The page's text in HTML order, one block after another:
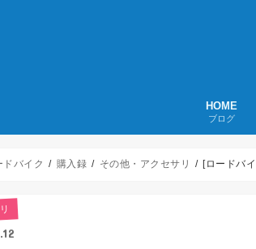
HOME
ブログ
ドバイク 購入録 その他・アクセサリ [ロードバ